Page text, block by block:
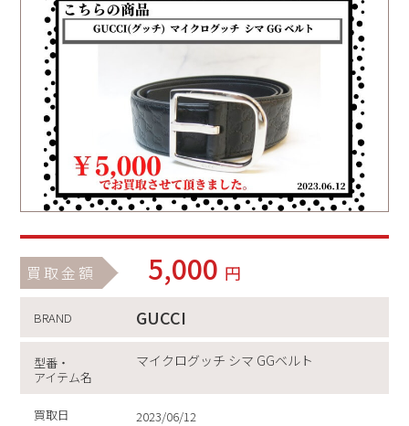
買取金額 5,000 円
BRAND GUCCI
型番・
アイテム名
マイクログッチ シマ GGベルト
買取日
2023/06/12